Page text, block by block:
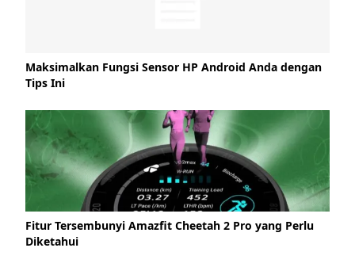
Maksimalkan Fungsi Sensor HP Android Anda dengan
Tips Ini
Fitur Tersembunyi Amazfit Cheetah 2 Pro yang Perlu
Diketahui